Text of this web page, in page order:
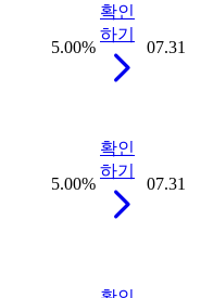
5.00%
확인
하기
07.31
5.00%
확인
하기
07.31